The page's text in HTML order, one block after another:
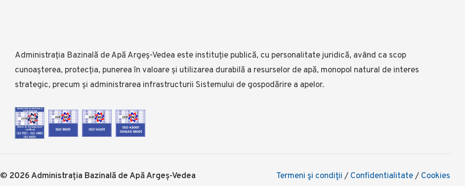
Administrația Bazinală de Apă Argeș-Vedea este instituție publică, cu personalitate juridică, având ca scop
cunoașterea, protecția, punerea în valoare și utilizarea durabilă a resurselor de apă, monopol natural de interes
strategic, precum și administrarea infrastructurii Sistemului de gospodărire a apelor.
© 2026 Administrația Bazinală de Apă Argeș-Vedea Termeni şi condiţii / Confidentialitate/ Cookies